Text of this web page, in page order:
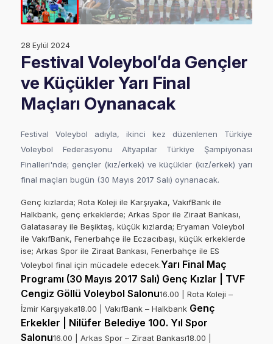
28 Eylül 2024
Festival Voleybol’da Gençler
ve Küçükler Yarı Final
Maçları Oynanacak
Festival Voleybol adıyla, ikinci kez düzenlenen Türkiye
Voleybol Federasyonu Altyapılar Türkiye Şampiyonası
Finalleri'nde; gençler (kız/erkek) ve küçükler (kız/erkek) yarı
final maçları bugün (30 Mayıs 2017 Salı) oynanacak.
Genç kızlarda; Rota Koleji ile Karşıyaka, VakıfBank ile
Halkbank, genç erkeklerde; Arkas Spor ile Ziraat Bankası,
Galatasaray ile Beşiktaş, küçük kızlarda; Eryaman Voleybol
ile VakıfBank, Fenerbahçe ile Eczacıbaşı, küçük erkeklerde
ise; Arkas Spor ile Ziraat Bankası, Fenerbahçe ile ES
Voleybol final için mücadele edecek.Yarı Final Maç
Programı (30 Mayıs 2017 Salı) Genç Kızlar | TVF
Cengiz Göllü Voleybol Salonu16.00 | Rota Koleji –
İzmir Karşıyaka18.00 | VakıfBank – Halkbank Genç
Erkekler | Nilüfer Belediye 100. Yıl Spor
Salonu16.00 | Arkas Spor – Ziraat Bankası18.00 |